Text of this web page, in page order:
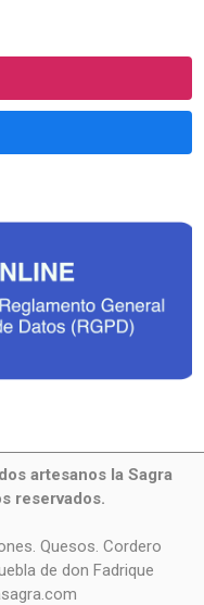
artesanos la Sagra
reservados.
Quesos. Cordero
de don Fadrique